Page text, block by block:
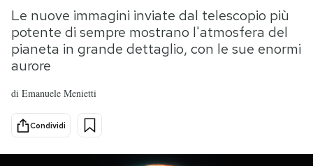
Tecnologia
Internet
Scienza
Cultura
Economia
Sport
Storie/Idee
Ok Boomer!
Media
Le nuove immagini inviate dal telescopio più
potente di sempre mostrano l'atmosfera del
pianeta in grande dettaglio, con le sue enormi
aurore
di Emanuele Menietti
Condividi